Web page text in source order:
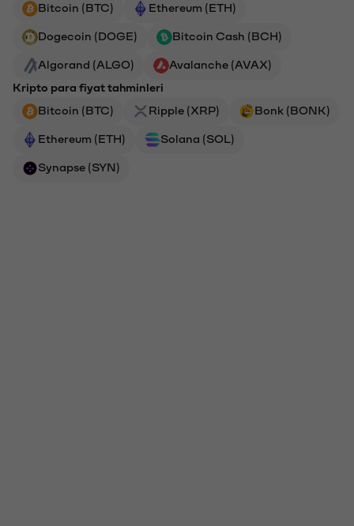
Bitcoin (BTC)
Ethereum (ETH)
Dogecoin (DOGE) Bitcoin Cash (BCH)
Algorand (ALGO)
Avalanche (AVAX)
Kripto para fiyat tahminleri
Bitcoin (BTC)
Ripple (XRP) Bonk (BONK)
Ethereum (ETH) Solana (SOL)
Synapse (SYN)